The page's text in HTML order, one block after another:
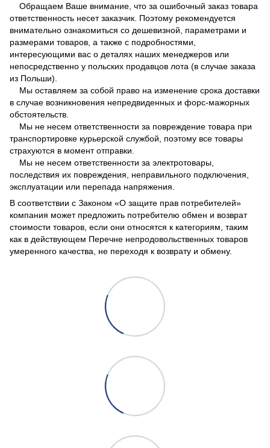
Обращаем Ваше внимание, что за ошибочный заказ товара
ответственность несет заказчик. Поэтому рекомендуется
внимательно ознакомиться со дешевизной, параметрами и
размерами товаров, а также с подробностями,
интересующими вас о деталях наших менеджеров или
непосредственно у польских продавцов лота (в случае заказа
из Польши).
Мы оставляем за собой право на изменение срока доставки
в случае возникновения непредвиденных и форс-мажорных
обстоятельств.
Мы не несем ответственности за повреждение товара при
транспортировке курьерской службой, поэтому все товары
страхуются в момент отправки.
Мы не несем ответственности за электротовары,
последствия их повреждения, неправильного подключения,
эксплуатации или перепада напряжения.
В соответствии с Законом «О защите прав потребителей»
компания может предложить потребителю обмен и возврат
стоимости товаров, если они относятся к категориям, таким
как в действующем Перечне непродовольственных товаров
умеренного качества, не переходя к возврату и обмену.